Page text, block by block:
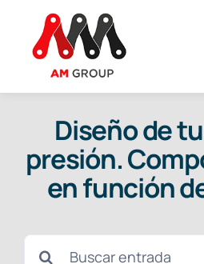
contenido
Diseño de
presión.
en función
Buscar: